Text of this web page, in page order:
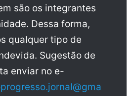
são os integrantes
Dessa forma,
qualquer tipo de
Sugestão de
enviar no e-